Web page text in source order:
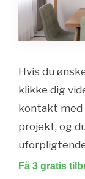
Hvis du
klikke dig
kontakt
projekt, og
Få 3 gratis